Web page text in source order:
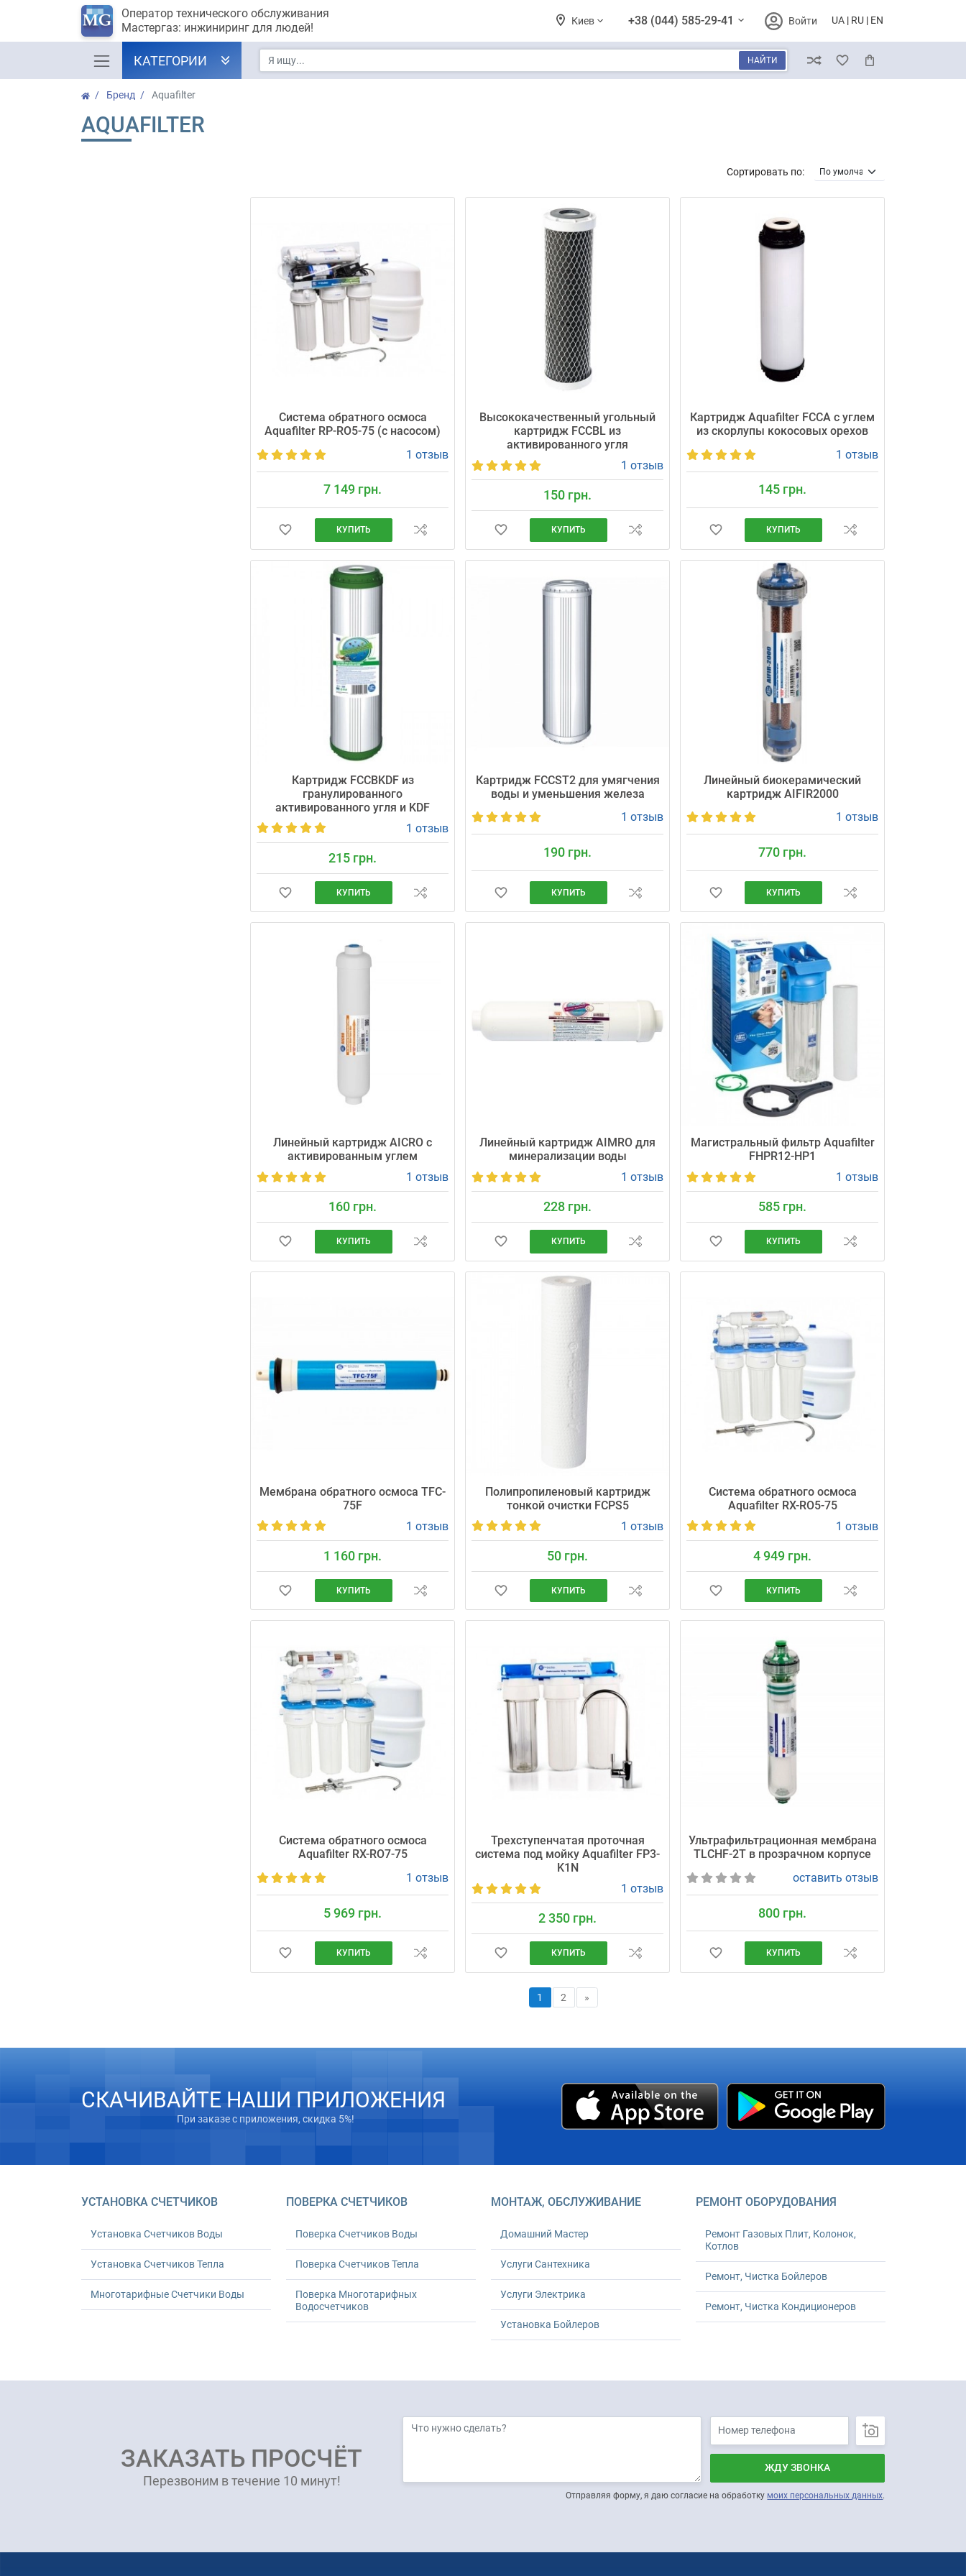
Оператор технического обслуживания
Мастергаз: инжиниринг для людей!
Киев +38 (044) 585-29-41 Войти UA RU EN
КАТЕГОРИИ НАЙТИ СравнениеИзбранноеКорзина
Бренд Aquafilter
AQUAFILTER
Сортировать по:
Cистема обратного осмоса
Aquafilter RP-RO5-75 (с насосом)
1 отзыв
7 149 грн.
КУПИТЬ
Высококачественный угольный
картридж FCCBL из
активированного угля
1 отзыв
150 грн.
КУПИТЬ
Картридж Aquafilter FCCA с углем
из скорлупы кокосовых орехов
1 отзыв
145 грн.
КУПИТЬ
Картридж FCCBKDF из
гранулированного
активированного угля и KDF
1 отзыв
215 грн.
КУПИТЬ
Картридж FCCST2 для умягчения
воды и уменьшения железа
1 отзыв
190 грн.
КУПИТЬ
Линейный биокерамический
картридж AIFIR2000
1 отзыв
770 грн.
КУПИТЬ
Линейный картридж AICRO с
активированным углем
1 отзыв
160 грн.
КУПИТЬ
Линейный картридж AIMRO для
минерализации воды
1 отзыв
228 грн.
КУПИТЬ
Магистральный фильтр Aquafilter
FHPR12-HP1
1 отзыв
585 грн.
КУПИТЬ
Мембрана обратного осмоса TFC-
75F
1 отзыв
1 160 грн.
КУПИТЬ
Полипропиленовый картридж
тонкой очистки FCPS5
1 отзыв
50 грн.
КУПИТЬ
Система обратного осмоса
Aquafilter RX-RO5-75
1 отзыв
4 949 грн.
КУПИТЬ
Система обратного осмоса
Aquafilter RX-RO7-75
1 отзыв
5 969 грн.
КУПИТЬ
Трехступенчатая проточная
система под мойку Aquafilter FP3-
K1N
1 отзыв
2 350 грн.
КУПИТЬ
Ультрафильтрационная мембрана
TLCHF-2T в прозрачном корпусе
оставить отзыв
800 грн.
КУПИТЬ
1 2 »
СКАЧИВАЙТЕ НАШИ ПРИЛОЖЕНИЯ
При заказе с приложения, скидка 5%!
УСТАНОВКА СЧЕТЧИКОВ
Установка Счетчиков Воды
Установка Счетчиков Тепла
Многотарифные Счетчики Воды
ПОВЕРКА СЧЕТЧИКОВ
Поверка Счетчиков Воды
Поверка Счетчиков Тепла
Поверка Многотарифных
Водосчетчиков
МОНТАЖ, ОБСЛУЖИВАНИЕ
Домашний Мастер
Услуги Сантехника
Услуги Электрика
Установка Бойлеров
РЕМОНТ ОБОРУДОВАНИЯ
Ремонт Газовых Плит, Колонок,
Котлов
Ремонт, Чистка Бойлеров
Ремонт, Чистка Кондиционеров
ЗАКАЗАТЬ ПРОСЧЁТ
Перезвоним в течение 10 минут!
ЖДУ ЗВОНКА
Отправляя форму, я даю согласие на обработку моих персональных данных.